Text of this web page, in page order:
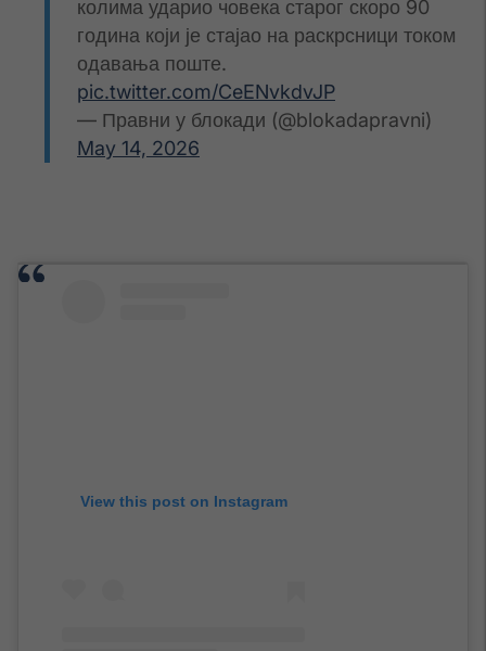
колима ударио човека старог скоро 90
година који је стајао на раскрсници током
одавања поште.
pic.twitter.com/CeENvkdvJP
— Правни у блокади (@blokadapravni)
May 14, 2026
View this post on Instagram